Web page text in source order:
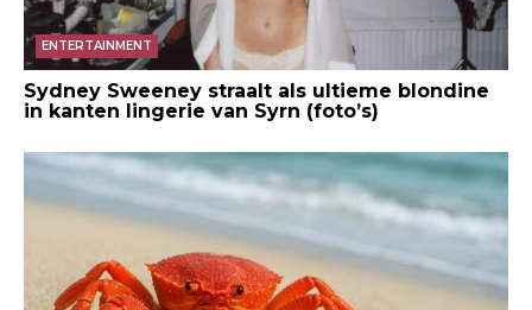
ENTERTAINMENT
Sydney Sweeney straalt als ultieme blondine
in kanten lingerie van Syrn (foto’s)